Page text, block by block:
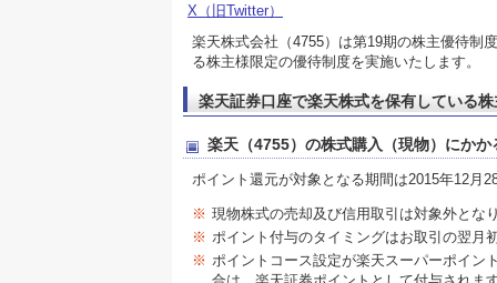
X（旧Twitter）
楽天株式会社（4755）は第19期の株主優待制
る株主様限定の優待制度を実施いたします。
楽天証券口座で楽天株式を保有している
楽天（4755）の株式購入（現物）にか
ポイント還元が対象となる期間は2015年12月
※ 現物株式の売却及び信用取引は対象外とな
※ ポイント付与のタイミングはお取引の翌月
※ ポイントコース設定が楽天スーパーポイン